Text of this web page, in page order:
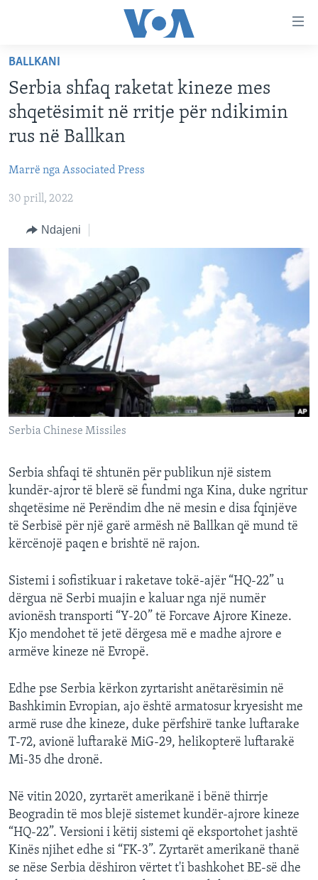
faqen
kryesore
Kalo
tek
faqja
Kalo
tek
FAQJA KRYESORE
KATEGORITË
AMERIKA
EVROPA
BOTA
MJEDISI
SHKENCË DHE TEKNOLOGJI
SHËNDETËSI
INTERVISTA
DITARI
DITARI
Learning English
FOLLOW US
BALLKANI
Serbia shfaq raketat kineze mes
shqetësimit në rritje për ndikimin
rus në Ballkan
Marrë nga Associated Press
30 prill, 2022
Ndajeni
Serbia Chinese Missiles
Serbia shfaqi të shtunën për publikun një sistem
kundër-ajror të blerë së fundmi nga Kina, duke ngritur
shqetësime në Perëndim dhe në mesin e disa fqinjëve
të Serbisë për një garë armësh në Ballkan që mund të
kërcënojë paqen e brishtë në rajon.
Sistemi i sofistikuar i raketave tokë-ajër “HQ-22” u
dërgua në Serbi muajin e kaluar nga një numër
avionësh transporti “Y-20” të Forcave Ajrore Kineze.
Kjo mendohet të jetë dërgesa më e madhe ajrore e
armëve kineze në Evropë.
Edhe pse Serbia kërkon zyrtarisht anëtarësimin në
Bashkimin Evropian, ajo është armatosur kryesisht me
armë ruse dhe kineze, duke përfshirë tanke luftarake
T-72, avionë luftarakë MiG-29, helikopterë luftarakë
Mi-35 dhe dronë.
Në vitin 2020, zyrtarët amerikanë i bënë thirrje
Beogradin të mos blejë sistemet kundër-ajrore kineze
“HQ-22”. Versioni i këtij sistemi që eksportohet jashtë
Kinës njihet edhe si “FK-3”. Zyrtarët amerikanë thanë
se nëse Serbia dëshiron vërtet t'i bashkohet BE-së dhe